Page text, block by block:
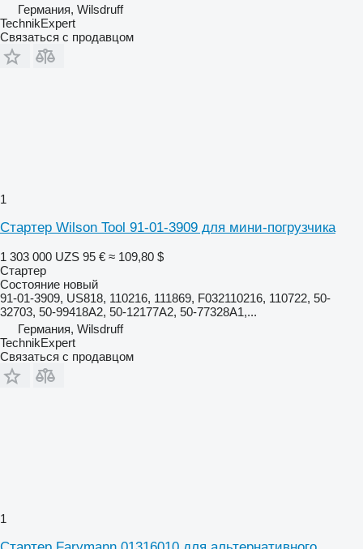
Германия, Wilsdruff
TechnikExpert
Связаться с продавцом
1
Стартер Wilson Tool 91-01-3909 для мини-погрузчика
1 303 000 UZS 95 € ≈ 109,80 $
Стартер
Состояние новый
91-01-3909, US818, 110216, 111869, F032110216, 110722, 50-
32703, 50-99418A2, 50-12177A2, 50-77328A1,...
Германия, Wilsdruff
TechnikExpert
Связаться с продавцом
1